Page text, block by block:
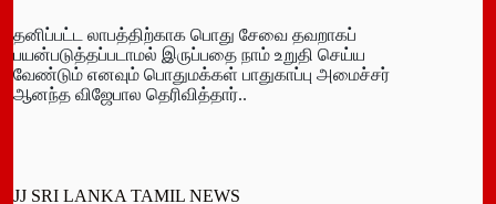
தனிப்பட்ட லாபத்திற்காக பொது சேவை தவறாகப்
பயன்படுத்தப்படாமல் இருப்பதை நாம் உறுதி செய்ய
வேண்டும் எனவும் பொதுமக்கள் பாதுகாப்பு அமைச்சர்
ஆனந்த விஜேபால தெரிவித்தார்..
JJ SRI LANKA TAMIL NEWS